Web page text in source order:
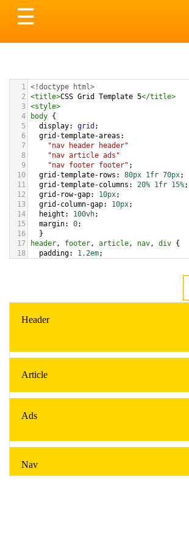
Toggle
navigation
☰
1 <!doctype html>
2
<title>CSS Grid Template 5</title>
3 <style>
4
body
5
display: grid ;
6
grid-template-areas
7
"nav header header"
8
"nav article ads"
9
"nav footer footer" ;
10
grid-template-rows : 80px 1fr 70px;
11
grid-template-columns : 20% 1fr 15%;
12
grid-row-gap: 10px;
13
grid-column-gap: 10px;
14
height : 100vh;
15
margin: 0;
16
  }
17
header, footer, article, nav, div {
18
padding: 1.2em;
23
  }
25
grid-area
28
grid-area: article;